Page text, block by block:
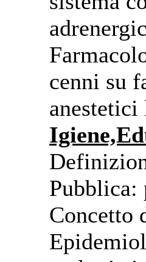
cenni su
Concetto